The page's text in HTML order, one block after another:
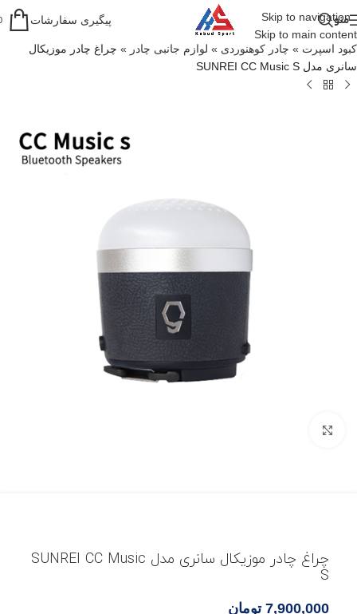
Skip to navigation
Skip to main content
منو پیگیری سفارشات
کبود اسپرت » چادر کوهنوردی » لوازم جانبی چادر » چراغ چادر موزیکال
سانری مدل SUNREI CC Music S
چراغ چادر موزیکال سانری مدل SUNREI CC Music
S
7,900,000 تومان